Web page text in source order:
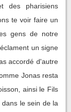
des pharisiens
te voir faire un
gens de notre
un signe
accordé d'autre
Jonas resta
ainsi le Fils
le sein de la